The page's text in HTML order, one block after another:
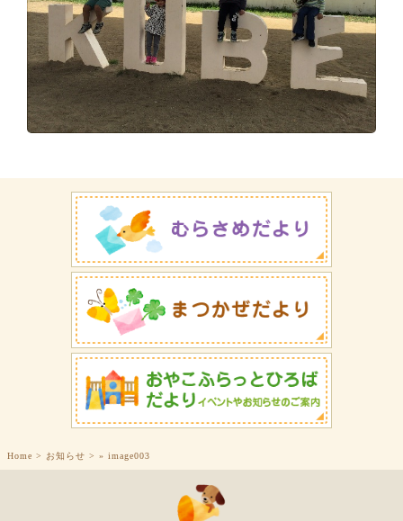
Home > お知らせ > » image003